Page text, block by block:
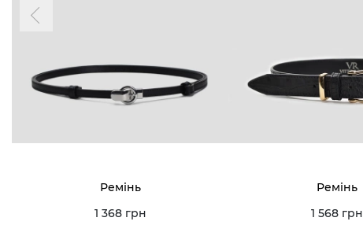
Ремінь
1 368 грн
Ремінь
1 568 грн